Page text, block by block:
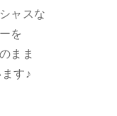
ャスな
を
まま
す♪